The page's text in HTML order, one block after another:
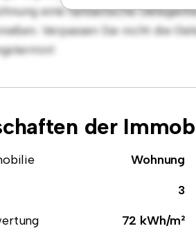
eine fantastische
Verpassen Sie nicht die
der
Wohnung
3
72 kWh/m²